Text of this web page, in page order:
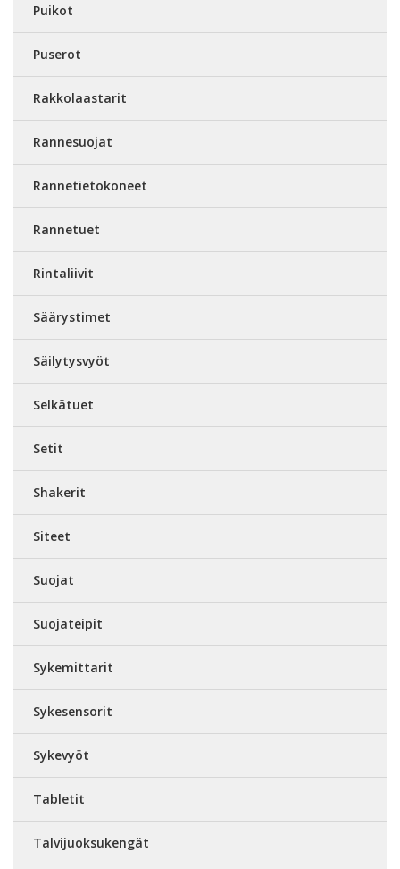
Puikot
Puserot
Rakkolaastarit
Rannesuojat
Rannetietokoneet
Rannetuet
Rintaliivit
Säärystimet
Säilytysvyöt
Selkätuet
Setit
Shakerit
Siteet
Suojat
Suojateipit
Sykemittarit
Sykesensorit
Sykevyöt
Tabletit
Talvijuoksukengät